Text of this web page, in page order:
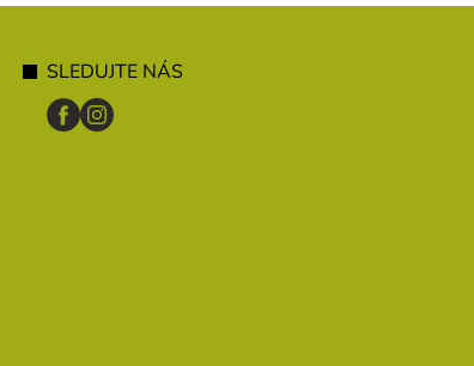
SLEDUJTE NÁS